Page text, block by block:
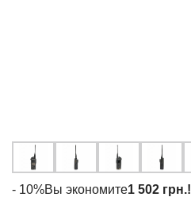
- 10%Вы экономите1 502 грн.!